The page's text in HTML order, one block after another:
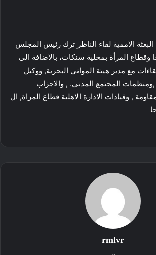
الاممية لقاء الناظر ترك رئيس المجلس
وقطاع المرأة بمحلية سنكات، بالاضافة الى
مع مدير هيئة المواني البحرية, ووكيل
,ومنظمات المجتمع المدني. , والاجزاب
, وقيادات الادارة الاهلية قطاع المراة, ال
rmlvr